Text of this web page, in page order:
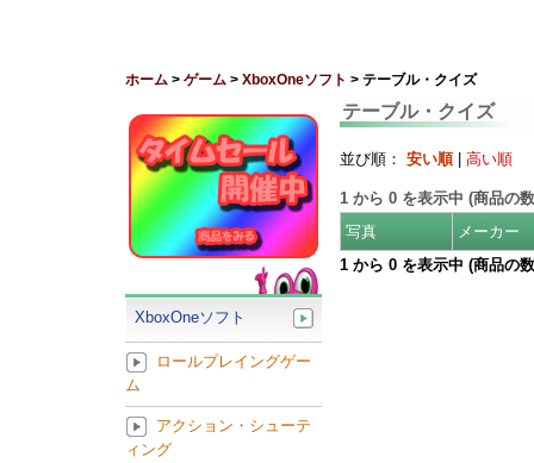
ホーム > ゲーム > XboxOneソフト > テーブル・クイズ
テーブル・クイズ
並び順： 安い順| 高い順
1 から 0 を表示中 (商品の
写真
メーカー
1 から 0 を表示中 (商品の
XboxOneソフト
ロールプレイングゲー
ム
アクション・シューテ
ィング